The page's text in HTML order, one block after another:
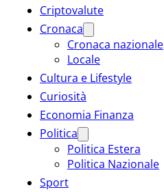
Criptovalute
Cronaca
Cronaca nazionale
Locale
Cultura e Lifestyle
Curiosità
Economia Finanza
Politica
Politica Estera
Politica Nazionale
Sport